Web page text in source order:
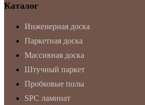
Каталог
Инженерная доска
Паркетная доска
Массивная доска
Штучный паркет
Пробковые полы
SPC ламинат